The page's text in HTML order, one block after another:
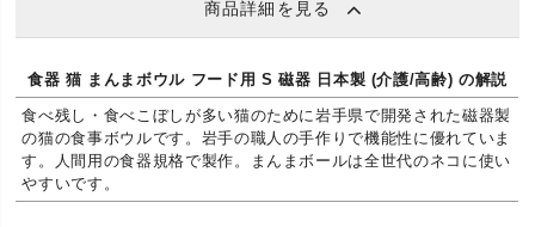
商品詳細を見る
食器 猫 まんまボウル フード用 S 磁器 日本製 (介護/高齢) の解説
食べ残し・食べこぼしが多い猫のために岩手県で開発された磁器製
の猫の食事ボウルです。岩手の職人の手作りで機能性に優れていま
す。人間用の食器規格で製作。まんまボールは全世代のネコに使い
やすいです。